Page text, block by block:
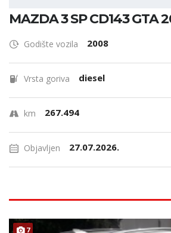
MAZDA 3 SP CD143 GTA
Godište vozila 2008
Vrsta goriva diesel
km 267.494
Objavljen 27.07.2026.
7